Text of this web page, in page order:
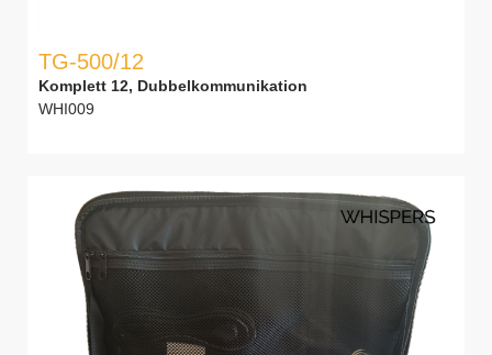
TG-500/12
Komplett 12, Dubbelkommunikation
WHI009